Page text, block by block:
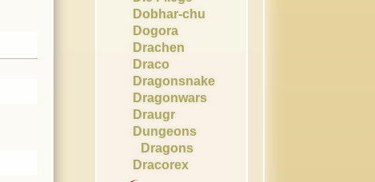
Dobhar-chu
Dogora
Drachen
Draco
Dragonsnake
Dragonwars
Draugr
Dungeons
Dragons
Dracorex